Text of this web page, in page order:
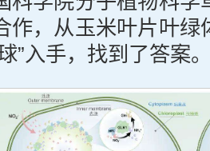
作，从玉米叶片叶绿
”入手，找到了答案